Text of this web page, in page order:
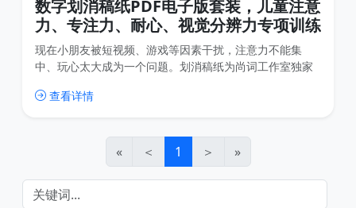
数字划消稿纸PDF电子版套装，儿童注意
力、专注力、耐心、视觉分辨力专项训练
现在小朋友被短视频、游戏等因素干扰，注意力不能集
中、玩心太大成为一个问题。划消稿纸为尚词工作室独家
育、提高大脑的灵活性。文件为PDF版本，虽然可以在
查看详情
« ＜ 1 ＞ »